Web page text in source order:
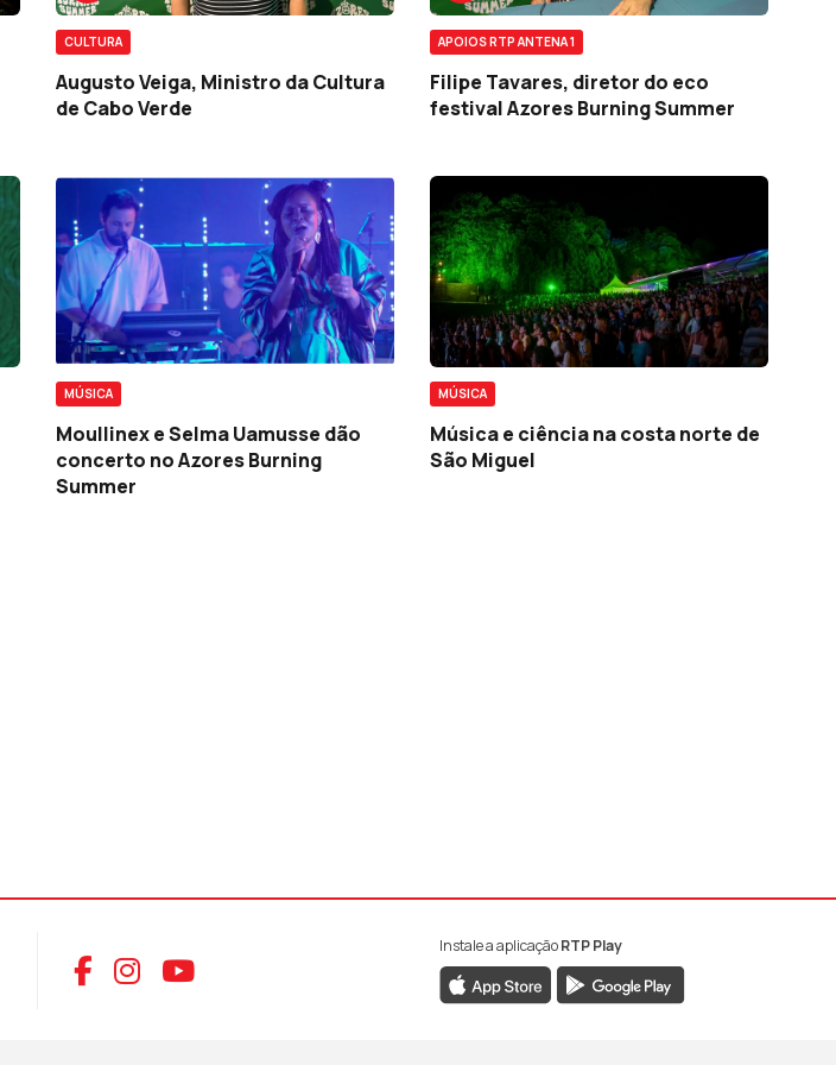
CULTURA
Augusto Veiga, Ministro da Cultura
de Cabo Verde
APOIOS RTP ANTENA 1
Filipe Tavares, diretor do eco
festival Azores Burning Summer
MÚSICA
Moullinex e Selma Uamusse dão
concerto no Azores Burning
Summer
MÚSICA
Música e ciência na costa norte de
São Miguel
Aceder ao Facebook da RTP Antena 1
Aceder ao Instagram da RTP Antena 1
Aceder ao YouTube da RTP Antena 1
Instale a aplicaçãoRTP Play